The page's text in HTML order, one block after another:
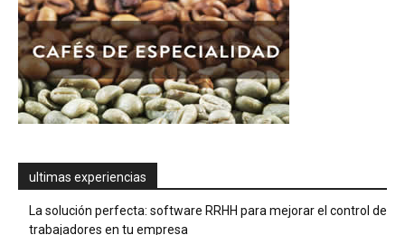
ultimas experiencias
La solución perfecta: software RRHH para mejorar el control de
trabajadores en tu empresa